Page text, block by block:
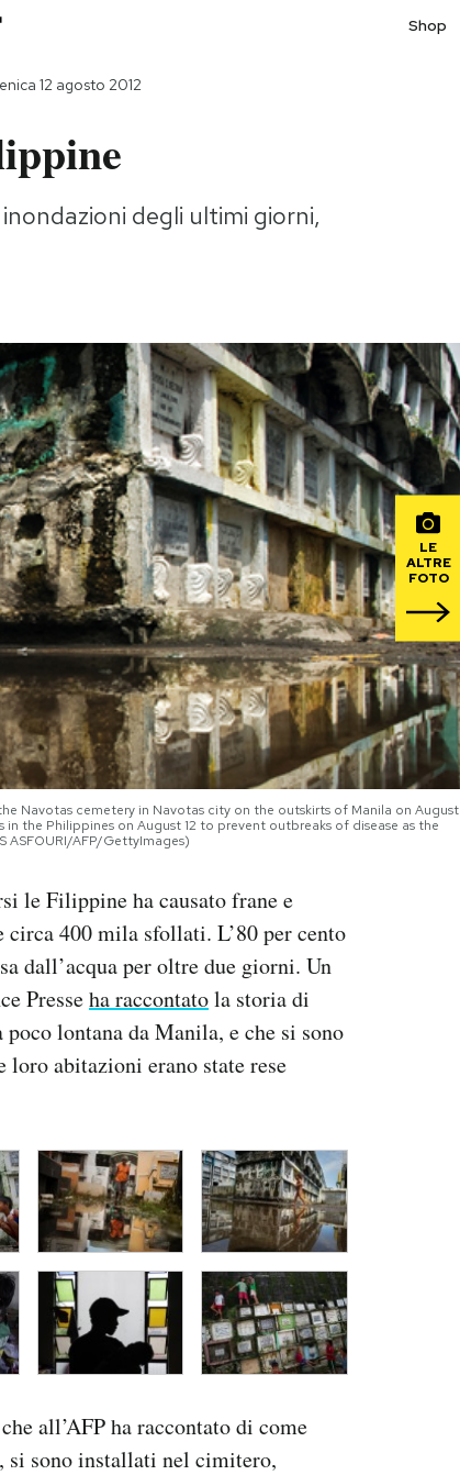
Shop
12 agosto 2012
degli ultimi giorni,
LE
ALTRE
FOTO
Navotas cemetery in Navotas city on the outskirts of Manila on August
the Philippines on August 12 to prevent outbreaks of disease as the
ASFOURI/AFP/GettyImages)
le Filippine ha causato frane e
400 mila sfollati. L’80 per cento
dall’acqua per oltre due giorni. Un
Presseha raccontatola storia di
lontana da Manila, e che si sono
abitazioni erano state rese
all’AFP ha raccontato di come
si sono installati nel cimitero,